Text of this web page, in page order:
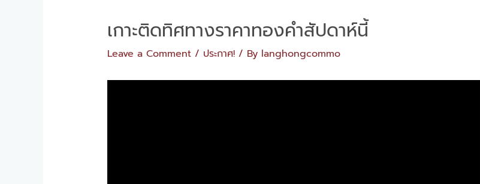
เกาะติดทิศทางราคาทองคำสัปดาห์นี้
Leave a Comment / ประกาศ!/ By langhongcommo